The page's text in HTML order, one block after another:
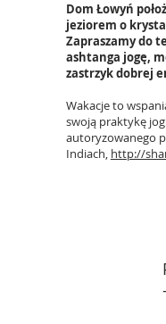
Dom Łowyń
jeziorem o
Zapraszamy do
ashtanga jogę,
zastrzyk dobrej
Wakacje to
swoją praktykę
autoryzowanego
Indiach, http://
-